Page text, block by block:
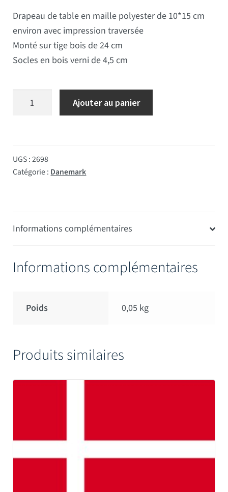
Drapeau de table en maille polyester de 10*15 cm
environ avec impression traversée
Monté sur tige bois de 24 cm
Socles en bois verni de 4,5 cm
quantité de Drapeau de table Danemark socle bois
Ajouter au panier
UGS :2698
Catégorie : Danemark
Informations complémentaires
Informations complémentaires
Poids 0,05 kg
Produits similaires